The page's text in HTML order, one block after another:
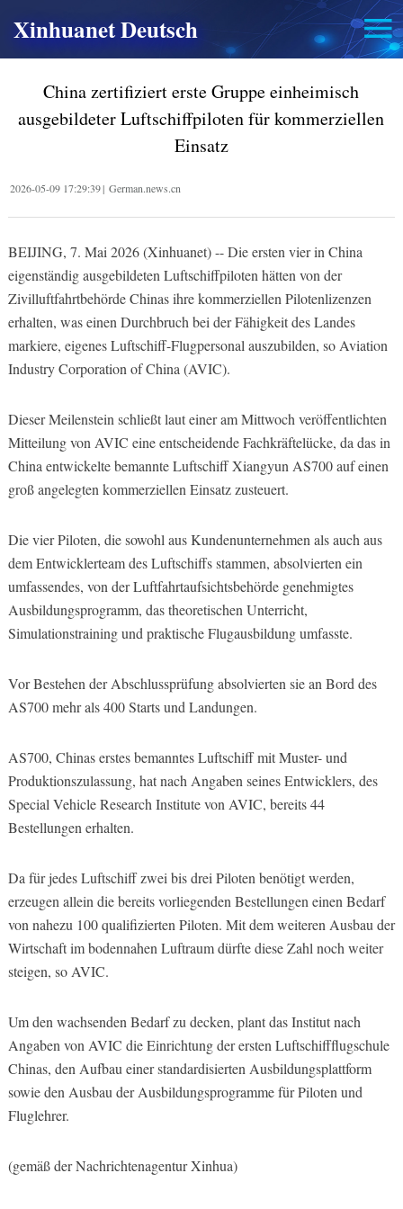
Xinhuanet Deutsch
China zertifiziert erste Gruppe einheimisch
ausgebildeter Luftschiffpiloten für kommerziellen
Einsatz
2026-05-09 17:29:39| German.news.cn
BEIJING, 7. Mai 2026 (Xinhuanet) -- Die ersten vier in China
eigenständig ausgebildeten Luftschiffpiloten hätten von der
Zivilluftfahrtbehörde Chinas ihre kommerziellen Pilotenlizenzen
erhalten, was einen Durchbruch bei der Fähigkeit des Landes
markiere, eigenes Luftschiff-Flugpersonal auszubilden, so Aviation
Industry Corporation of China (AVIC).
Dieser Meilenstein schließt laut einer am Mittwoch veröffentlichten
Mitteilung von AVIC eine entscheidende Fachkräftelücke, da das in
China entwickelte bemannte Luftschiff Xiangyun AS700 auf einen
groß angelegten kommerziellen Einsatz zusteuert.
Die vier Piloten, die sowohl aus Kundenunternehmen als auch aus
dem Entwicklerteam des Luftschiffs stammen, absolvierten ein
umfassendes, von der Luftfahrtaufsichtsbehörde genehmigtes
Ausbildungsprogramm, das theoretischen Unterricht,
Simulationstraining und praktische Flugausbildung umfasste.
Vor Bestehen der Abschlussprüfung absolvierten sie an Bord des
AS700 mehr als 400 Starts und Landungen.
AS700, Chinas erstes bemanntes Luftschiff mit Muster- und
Produktionszulassung, hat nach Angaben seines Entwicklers, des
Special Vehicle Research Institute von AVIC, bereits 44
Bestellungen erhalten.
Da für jedes Luftschiff zwei bis drei Piloten benötigt werden,
erzeugen allein die bereits vorliegenden Bestellungen einen Bedarf
von nahezu 100 qualifizierten Piloten. Mit dem weiteren Ausbau der
Wirtschaft im bodennahen Luftraum dürfte diese Zahl noch weiter
steigen, so AVIC.
Um den wachsenden Bedarf zu decken, plant das Institut nach
Angaben von AVIC die Einrichtung der ersten Luftschiffflugschule
Chinas, den Aufbau einer standardisierten Ausbildungsplattform
sowie den Ausbau der Ausbildungsprogramme für Piloten und
Fluglehrer.
(gemäß der Nachrichtenagentur Xinhua)